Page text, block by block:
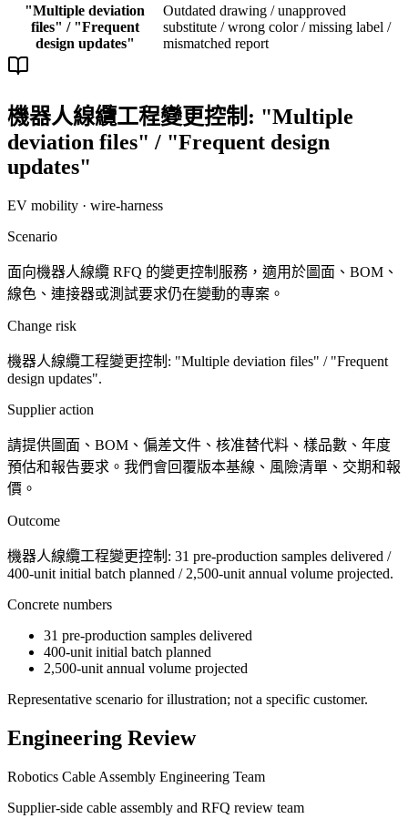
"Multiple deviation
files" / "Frequent
design updates"
Outdated drawing / unapproved
substitute / wrong color / missing label /
mismatched report
機器人線纜工程變更控制: "Multiple
deviation files" / "Frequent design
updates"
EV mobility · wire-harness
Scenario
面向機器人線纜 RFQ 的變更控制服務，適用於圖面、BOM、
線色、連接器或測試要求仍在變動的專案。
Change risk
機器人線纜工程變更控制: "Multiple deviation files" / "Frequent
design updates".
Supplier action
請提供圖面、BOM、偏差文件、核准替代料、樣品數、年度
預估和報告要求。我們會回覆版本基線、風險清單、交期和報
價。
Outcome
機器人線纜工程變更控制: 31 pre-production samples delivered /
400-unit initial batch planned / 2,500-unit annual volume projected.
Concrete numbers
31 pre-production samples delivered
400-unit initial batch planned
2,500-unit annual volume projected
Representative scenario for illustration; not a specific customer.
Engineering Review
Robotics Cable Assembly Engineering Team
Supplier-side cable assembly and RFQ review team